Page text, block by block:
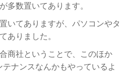
多数置いてあります。
いてありますが、パソコンやタ
ありました。
商社ということで、このほか
ナンスなんかもやっているよ